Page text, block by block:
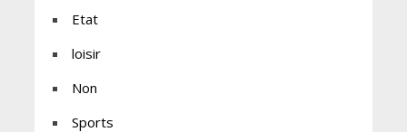
Etat
loisir
Non
Sports